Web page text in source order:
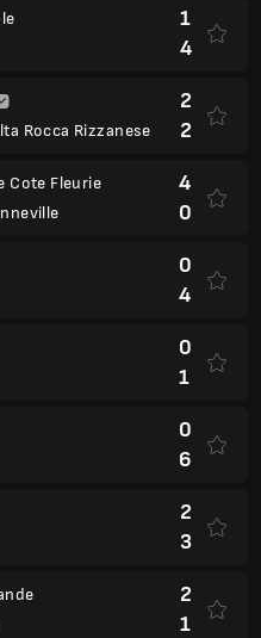
1
4
Rocca Rizzanese
2
2
Cote Fleurie
4
0
0
4
0
1
0
6
2
3
2
1